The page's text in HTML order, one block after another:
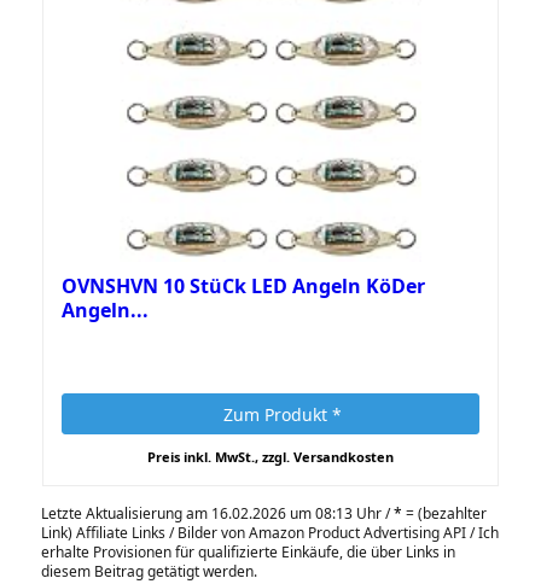
OVNSHVN 10 StüCk LED Angeln KöDer
Angeln...
Zum Produkt *
Preis inkl. MwSt., zzgl. Versandkosten
Letzte Aktualisierung am 16.02.2026 um 08:13 Uhr /* = (bezahlter
Link) Affiliate Links / Bilder von Amazon Product Advertising API / Ich
erhalte Provisionen für qualifizierte Einkäufe, die über Links in
diesem Beitrag getätigt werden.